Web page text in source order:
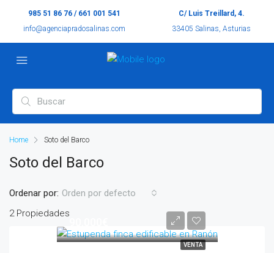
985 51 86 76 / 661 001 541
info@agenciapradosalinas.com
C/ Luis Treillard, 4.
33405 Salinas, Asturias
Home Soto del Barco
Soto del Barco
2 Propiedades
Ordenar por: Orden por defecto
VENTA